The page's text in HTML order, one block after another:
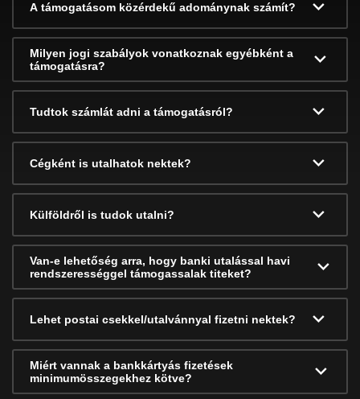
A támogatásom közérdekű adománynak számít?
Milyen jogi szabályok vonatkoznak egyébként a
támogatásra?
Tudtok számlát adni a támogatásról?
Cégként is utalhatok nektek?
Külföldről is tudok utalni?
Van-e lehetőség arra, hogy banki utalással havi
rendszerességgel támogassalak titeket?
Lehet postai csekkel/utalvánnyal fizetni nektek?
Miért vannak a bankkártyás fizetések
minimumösszegekhez kötve?